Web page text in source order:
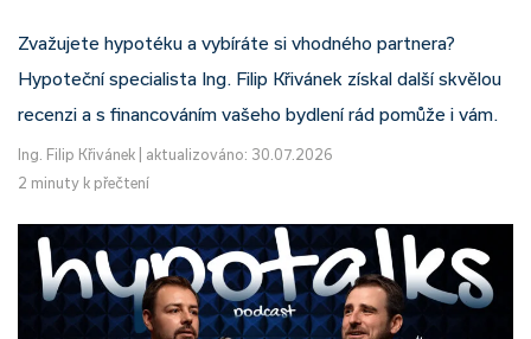
Zvažujete hypotéku a vybíráte si vhodného partnera?
Hypoteční specialista Ing. Filip Křivánek získal další skvělou
recenzi a s financováním vašeho bydlení rád pomůže i vám.
Ing. Filip Křivánek
aktualizováno: 30.07.2026
2 minuty k přečtení